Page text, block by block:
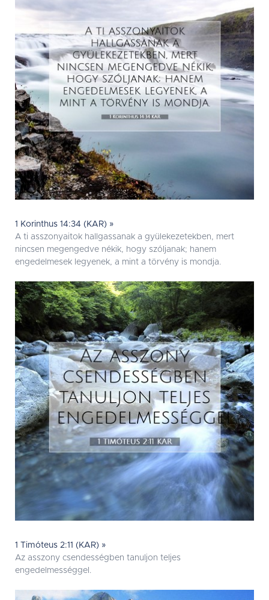
1 Korinthus 14:34 (KAR) »
A ti asszonyaitok hallgassanak a gyülekezetekben, mert
nincsen megengedve nékik, hogy szóljanak; hanem
engedelmesek legyenek, a mint a törvény is mondja.
1 Timóteus 2:11 (KAR) »
Az asszony csendességben tanuljon teljes
engedelmességgel.